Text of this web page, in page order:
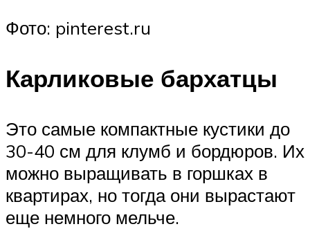
Фото: pinterest.ru
Карликовые бархатцы
Это самые компактные кустики до
30-40 см для клумб и бордюров. Их
можно выращивать в горшках в
квартирах, но тогда они вырастают
еще немного мельче.